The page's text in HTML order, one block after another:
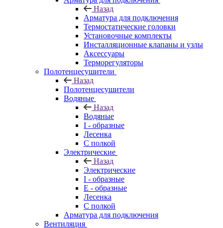
Назад
Арматура для подключения
Термостатические головки
Установочные комплекты
Инсталляционные клапаны и узлы
Аксессуары
Терморегуляторы
Полотенцесушители
Назад
Полотенцесушители
Водяные
Назад
Водяные
I - образные
Лесенка
С полкой
Электрические
Назад
Электрические
I - образные
E - образные
Лесенка
С полкой
Арматура для подключения
Вентиляция